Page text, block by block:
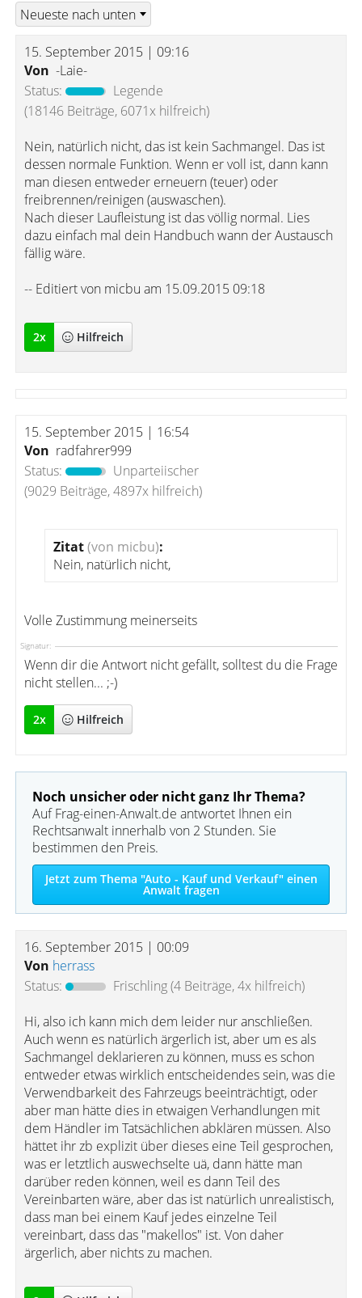
15. September 2015 | 09:16
Von -Laie-
Status:
Legende
(18146 Beiträge, 6071x hilfreich)
Nein, natürlich nicht, das ist kein Sachmangel. Das ist
dessen normale Funktion. Wenn er voll ist, dann kann
man diesen entweder erneuern (teuer) oder
freibrennen/reinigen (auswaschen).
Nach dieser Laufleistung ist das völlig normal. Lies
dazu einfach mal dein Handbuch wann der Austausch
fällig wäre.
-- Editiert von micbu am 15.09.2015 09:18
2x Hilfreich
15. September 2015 | 16:54
Von radfahrer999
Status:
Unparteiischer
(9029 Beiträge, 4897x hilfreich)
Zitat(von micbu):
Nein, natürlich nicht,
Volle Zustimmung meinerseits
Signatur:
Wenn dir die Antwort nicht gefällt, solltest du die Frage
nicht stellen... ;-)
2x Hilfreich
Noch unsicher oder nicht ganz Ihr Thema?
Auf Frag-einen-Anwalt.de antwortet Ihnen ein
Rechtsanwalt innerhalb von 2 Stunden. Sie
bestimmen den Preis.
Jetzt zum Thema "Auto - Kauf und Verkauf" einen
Anwalt fragen
16. September 2015 | 00:09
Von herrass
Status:
Frischling(4 Beiträge, 4x hilfreich)
Hi, also ich kann mich dem leider nur anschließen.
Auch wenn es natürlich ärgerlich ist, aber um es als
Sachmangel deklarieren zu können, muss es schon
entweder etwas wirklich entscheidendes sein, was die
Verwendbarkeit des Fahrzeugs beeinträchtigt, oder
aber man hätte dies in etwaigen Verhandlungen mit
dem Händler im Tatsächlichen abklären müssen. Also
hättet ihr zb explizit über dieses eine Teil gesprochen,
was er letztlich auswechselte uä, dann hätte man
darüber reden können, weil es dann Teil des
Vereinbarten wäre, aber das ist natürlich unrealistisch,
dass man bei einem Kauf jedes einzelne Teil
vereinbart, dass das "makellos" ist. Von daher
ärgerlich, aber nichts zu machen.